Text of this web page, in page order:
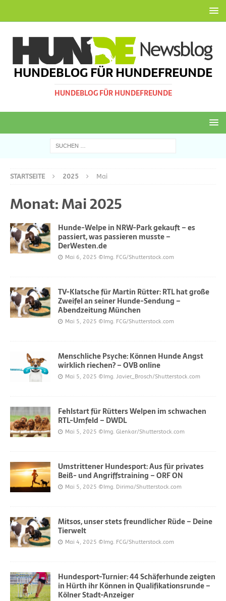
HUNDEBLOG FÜR HUNDEFREUNDE
HUNDEBLOG FÜR HUNDEFREUNDE
STARTSEITE 2025 Mai
Monat:Mai 2025
Hunde-Welpe in NRW-Park gekauft – es
passiert, was passieren musste –
DerWesten.de
Mai 6, 2025 ©Img. FCG/Shutterstock.com
TV-Klatsche für Martin Rütter: RTL hat große
Zweifel an seiner Hunde-Sendung –
Abendzeitung München
Mai 5, 2025 ©Img. FCG/Shutterstock.com
Menschliche Psyche: Können Hunde Angst
wirklich riechen? – OVB online
Mai 5, 2025 ©Img. Javier_Brosch/Shutterstock.com
Fehlstart für Rütters Welpen im schwachen
RTL-Umfeld – DWDL
Mai 5, 2025 ©Img. Glenkar/Shutterstock.com
Umstrittener Hundesport: Aus für privates
Beiß- und Angriffstraining – ORF ON
Mai 5, 2025 ©Img. Dirima/Shutterstock.com
Mitsos, unser stets freundlicher Rüde – Deine
Tierwelt
Mai 4, 2025 ©Img. FCG/Shutterstock.com
Hundesport-Turnier: 44 Schäferhunde zeigten
in Hürth ihr Können in Qualifikationsrunde –
Kölner Stadt-Anzeiger